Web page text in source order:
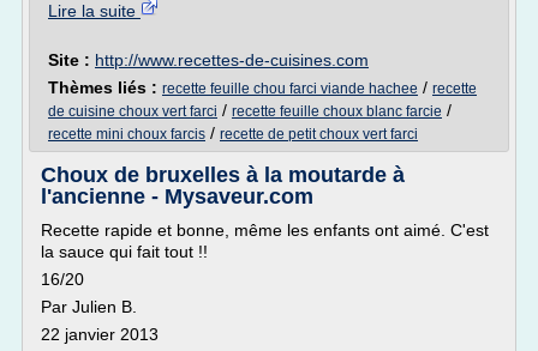
Lire la suite
Site : http://www.recettes-de-cuisines.com
Thèmes liés : recette feuille chou farci viande hachee / recette
de cuisine choux vert farci / recette feuille choux blanc farcie /
recette mini choux farcis / recette de petit choux vert farci
Choux de bruxelles à la moutarde à
l'ancienne - Mysaveur.com
Recette rapide et bonne, même les enfants ont aimé. C'est
la sauce qui fait tout !!
16/20
Par Julien B.
22 janvier 2013